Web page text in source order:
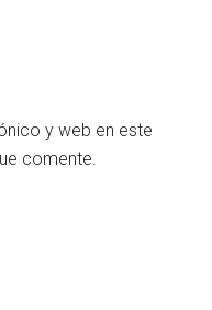
y web en este
comente.